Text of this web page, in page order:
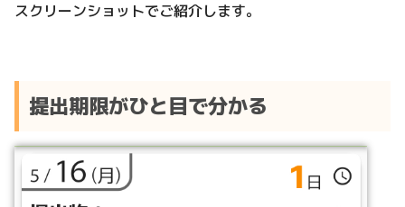
スクリーンショットでご紹介します。
提出期限がひと目で分かる